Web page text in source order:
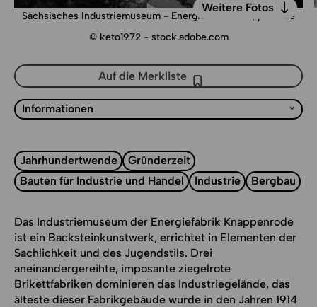
Sächsisches Industriemuseum - Energiefabrik Knappenrode
© keto1972 - stock.adobe.com
Weitere Fotos
Auf die Merkliste
Auf die Merkliste
Liste mit Sprungmarken
Informationen
Jahrhundertwende
Gründerzeit
Bauten für Industrie und Handel
Industrie Bergbau
Das Industriemuseum der Energiefabrik Knappenrode
ist ein Backsteinkunstwerk, errichtet in Elementen der
Sachlichkeit und des Jugendstils. Drei
aneinandergereihte, imposante ziegelrote
Brikettfabriken dominieren das Industriegelände, das
älteste dieser Fabrikgebäude wurde in den Jahren 1914